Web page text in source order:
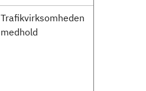
Trafikvirksomheden
medhold